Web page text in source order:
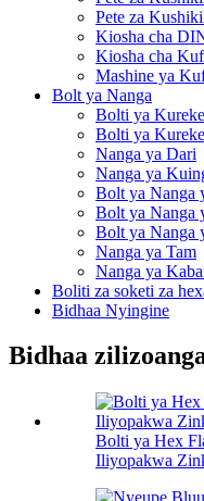
Pete za
Kiosha cha
Kiosha cha
Mashine ya
Bolt ya Nanga
Bolti ya
Bolti ya
Nanga ya Dari
Nanga ya
Bolt ya Nanga
Bolt ya Nanga
Bolt ya Nanga
Nanga ya Tam
Nanga ya
Boliti za soketi za
Bidhaa Nyingine
Bidhaa
Bolti ya Hex
Iliyopakwa